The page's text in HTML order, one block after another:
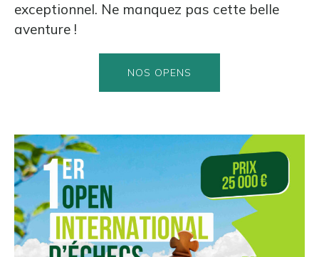
exceptionnel. Ne manquez pas cette belle
aventure !
NOS OPENS